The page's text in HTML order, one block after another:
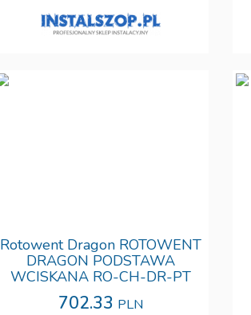
Rotowent Dragon ROTOWENT
DRAGON PODSTAWA
WCISKANA RO-CH-DR-PT
702.33 PLN